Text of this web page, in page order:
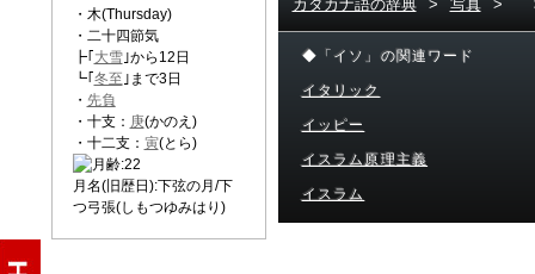
・木(Thursday)
・二十四節気
┣｢ 大雪｣から12日
┗｢ 冬至 ｣まで3日
・ 先負
・十支： 庚(かのえ)
・十二支： 寅(とら)
月名(旧歴日):下弦の月/下
つ弓張(しもつゆみはり)
カタカナ語の辞典 > 写真 >
◆「イソ」の関連ワード
イタリック
イッピー
イスラム原理主義
イスラム